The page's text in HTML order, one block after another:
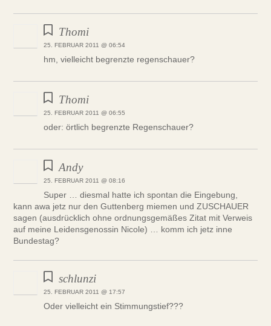
Thomi
25. FEBRUAR 2011 @ 06:54
hm, vielleicht begrenzte regenschauer?
Thomi
25. FEBRUAR 2011 @ 06:55
oder: örtlich begrenzte Regenschauer?
Andy
25. FEBRUAR 2011 @ 08:16
Super … diesmal hatte ich spontan die Eingebung,
kann awa jetz nur den Guttenberg miemen und ZUSCHAUER
sagen (ausdrücklich ohne ordnungsgemäßes Zitat mit Verweis
auf meine Leidensgenossin Nicole) … komm ich jetz inne
Bundestag?
schlunzi
25. FEBRUAR 2011 @ 17:57
Oder vielleicht ein Stimmungstief???